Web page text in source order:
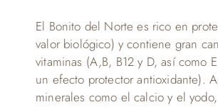
El Bonito del Norte es rico en
valor biológico) y contiene gran
vitaminas (A,B, B12 y D, así­ como
un efecto protector antioxidante).
minerales como el calcio y el